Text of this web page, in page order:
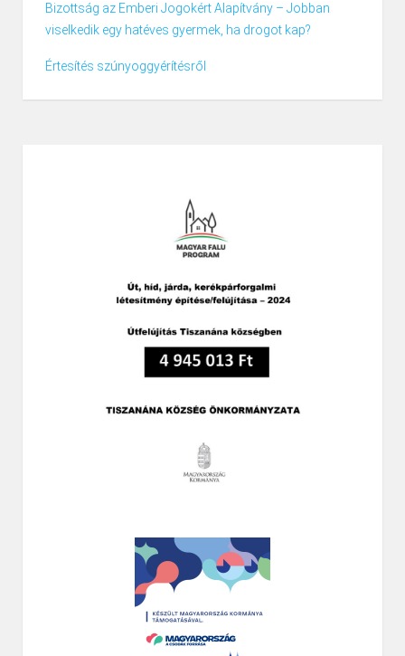
Bizottság az Emberi Jogokért Alapítvány – Jobban
viselkedik egy hatéves gyermek, ha drogot kap?
Értesítés szúnyoggyérítésről